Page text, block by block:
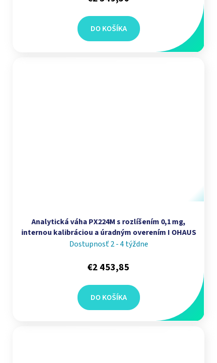
DO KOŠÍKA
Analytická váha PX224M s rozlíšením 0,1 mg,
internou kalibráciou a úradným overením I OHAUS
Dostupnosť 2 - 4 týždne
€2 453,85
DO KOŠÍKA